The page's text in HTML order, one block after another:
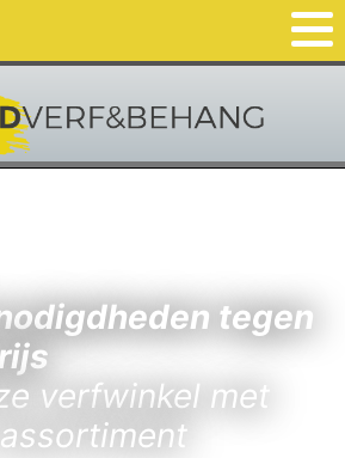
tegen
verfwinkel met